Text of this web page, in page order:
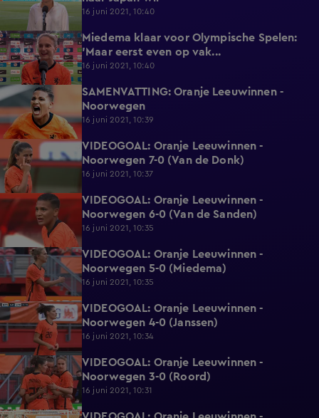
16 juni 2021, 10:40
2:36
Miedema klaar voor Olympische Spelen:
'Maar eerst even op vak...
16 juni 2021, 10:40
5:14
SAMENVATTING: Oranje Leeuwinnen -
Noorwegen
16 juni 2021, 10:39
1:06
VIDEOGOAL: Oranje Leeuwinnen -
Noorwegen 7-0 (Van de Donk)
16 juni 2021, 10:37
1:24
VIDEOGOAL: Oranje Leeuwinnen -
Noorwegen 6-0 (Van de Sanden)
16 juni 2021, 10:35
1:08
VIDEOGOAL: Oranje Leeuwinnen -
Noorwegen 5-0 (Miedema)
16 juni 2021, 10:35
1:10
VIDEOGOAL: Oranje Leeuwinnen -
Noorwegen 4-0 (Janssen)
16 juni 2021, 10:34
1:00
VIDEOGOAL: Oranje Leeuwinnen -
Noorwegen 3-0 (Roord)
16 juni 2021, 10:31